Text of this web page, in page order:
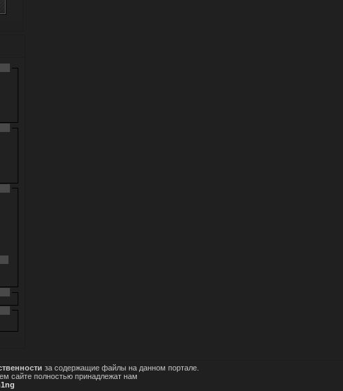
за содержащие файлы на данном портале.
сайте полностью принадлежат нам